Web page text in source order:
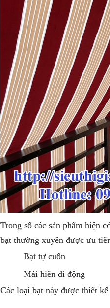
Trong số các sản phẩm hiện
bạt thường xuyên được ưu
Bạt tự cuốn
Mái hiên di động
Các loại bạt này được thiết